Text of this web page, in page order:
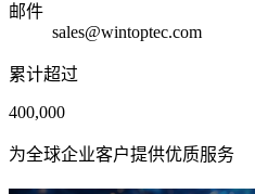
邮件
sales@wintoptec.com
累计超过
400,000
为全球企业客户提供优质服务